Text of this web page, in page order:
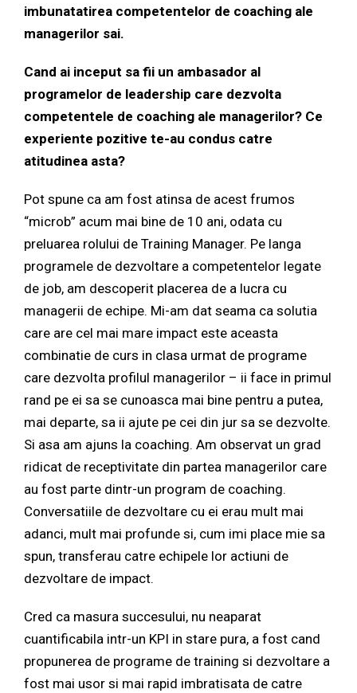
imbunatatirea competentelor de coaching ale
managerilor sai.
Cand ai inceput sa fii un ambasador al
programelor de leadership care dezvolta
competentele de coaching ale managerilor? Ce
experiente pozitive te-au condus catre
atitudinea asta?
Pot spune ca am fost atinsa de acest frumos
“microb” acum mai bine de 10 ani, odata cu
preluarea rolului de Training Manager. Pe langa
programele de dezvoltare a competentelor legate
de job, am descoperit placerea de a lucra cu
managerii de echipe. Mi-am dat seama ca solutia
care are cel mai mare impact este aceasta
combinatie de curs in clasa urmat de programe
care dezvolta profilul managerilor – ii face in primul
rand pe ei sa se cunoasca mai bine pentru a putea,
mai departe, sa ii ajute pe cei din jur sa se dezvolte.
Si asa am ajuns la coaching. Am observat un grad
ridicat de receptivitate din partea managerilor care
au fost parte dintr-un program de coaching.
Conversatiile de dezvoltare cu ei erau mult mai
adanci, mult mai profunde si, cum imi place mie sa
spun, transferau catre echipele lor actiuni de
dezvoltare de impact.
Cred ca masura succesului, nu neaparat
cuantificabila intr-un KPI in stare pura, a fost cand
propunerea de programe de training si dezvoltare a
fost mai usor si mai rapid imbratisata de catre